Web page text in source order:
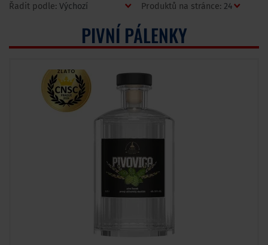
Řadit podle:
Produktů na stránce:
PIVNÍ PÁLENKY